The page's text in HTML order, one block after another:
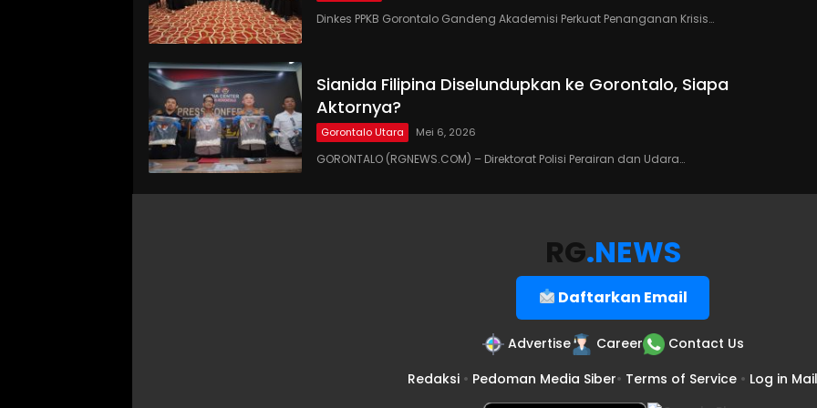
Dinkes PPKB Gorontalo Gandeng Akademisi Perkuat Penanganan Krisis…
Sianida Filipina Diselundupkan ke Gorontalo, Siapa
Aktornya?
Gorontalo Utara Mei 6, 2026
GORONTALO (RGNEWS.COM) – Direktorat Polisi Perairan dan Udara…
RG.NEWS
Daftarkan Email
Advertise Career
Contact Us
Redaksi • Pedoman Media Siber• Terms of Service • Log in Mail